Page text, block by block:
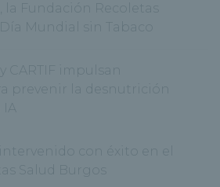
la Fundación Recoletas
Mundial sin Tabaco
CARTIF impulsan
prevenir la desnutrición
con éxito en el
Salud Burgos